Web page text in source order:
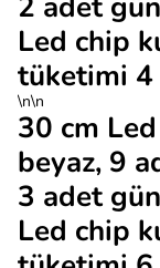
Led chip
tüketimi 4
\n\n
30 cm
beyaz, 9
3 adet
Led chip